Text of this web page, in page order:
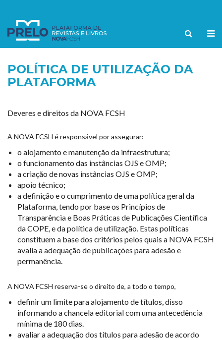
POLÍTICA DE UTILIZAÇÃO DA
PLATAFORMA
Deveres e direitos da NOVA FCSH
A NOVA FCSH é responsável por assegurar:
o alojamento e manutenção da infraestrutura;
o funcionamento das instâncias OJS e OMP;
a criação de novas instâncias OJS e OMP;
apoio técnico;
a definição e o cumprimento de uma política geral da
Plataforma, tendo por base os Princípios de
Transparência e Boas Práticas de Publicações Científica
da COPE, e da política de utilização. Estas políticas
constituem a base dos critérios pelos quais a NOVA FCSH
avalia a adequação de publicações para adesão e
permanência.
A NOVA FCSH reserva-se o direito de, a todo o tempo,
definir um limite para alojamento de títulos, disso
informando a chancela editorial com uma antecedência
mínima de 180 dias.
avaliar a adequação dos títulos para adesão de acordo